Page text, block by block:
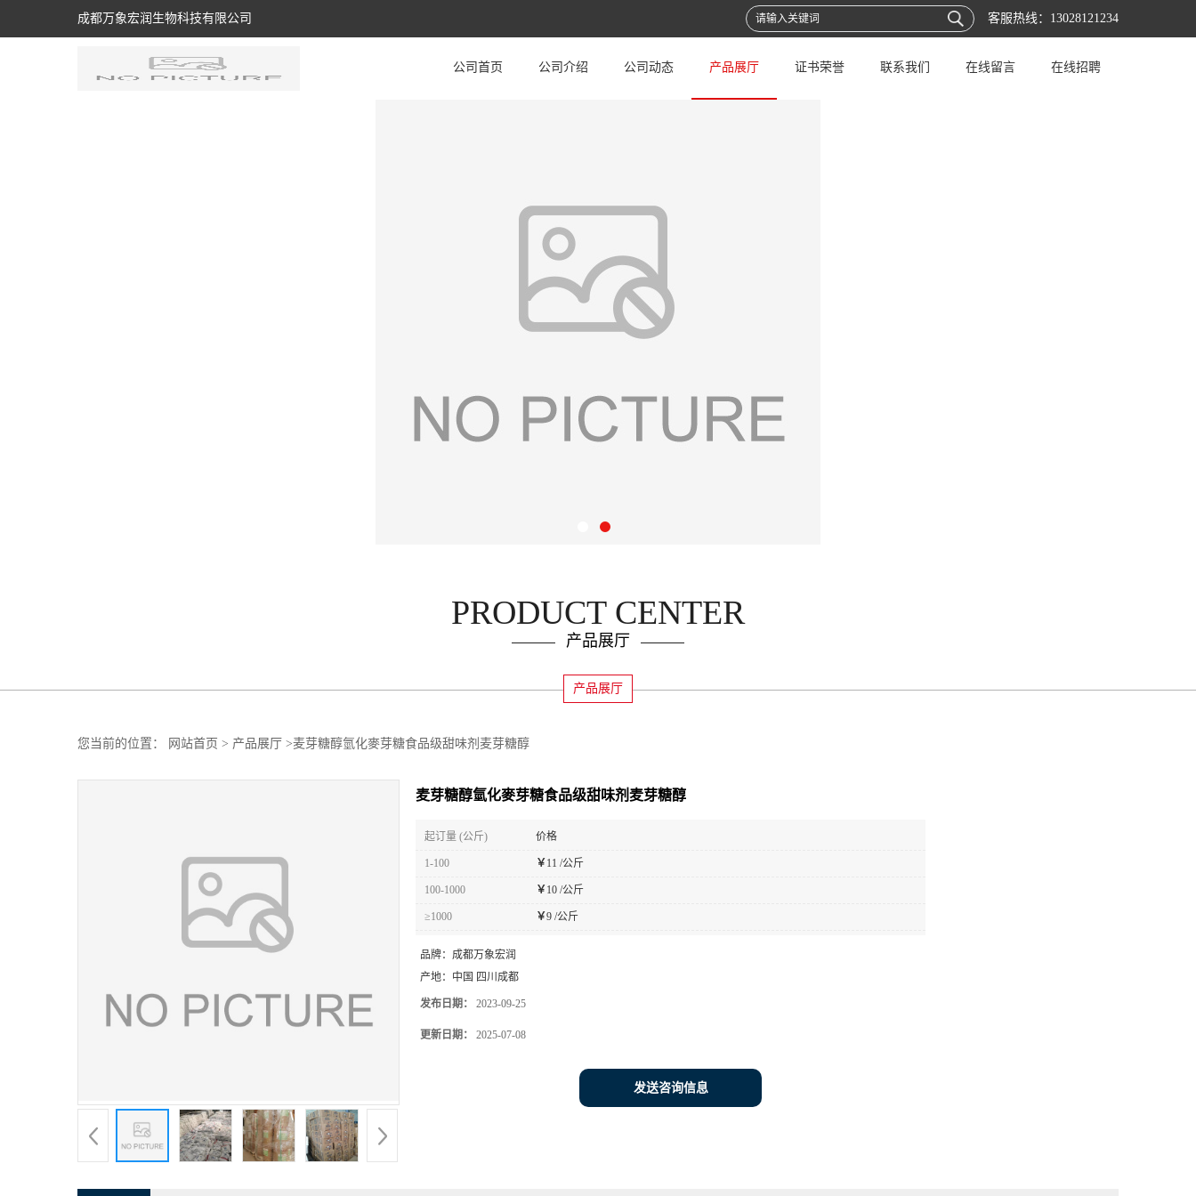
成都万象宏润生物科技有限公司 客服热线： 13028121234
公司首页 公司介绍 公司动态 产品展厅 证书荣誉 联系我们 在线留言 在线招聘
PRODUCT CENTER
产品展厅
产品展厅
您当前的位置： 网站首页 > 产品展厅 >麦芽糖醇氫化麥芽糖食品级甜味剂麦芽糖醇
麦芽糖醇氫化麥芽糖食品级甜味剂麦芽糖醇
起订量 (公斤) 价格
1-100 ￥ 11 /公斤
100-1000 ￥ 10 /公斤
≥1000 ￥9 /公斤
品牌： 成都万象宏润
产地： 中国 四川成都
发布日期： 2023-09-25
更新日期： 2025-07-08
发送咨询信息